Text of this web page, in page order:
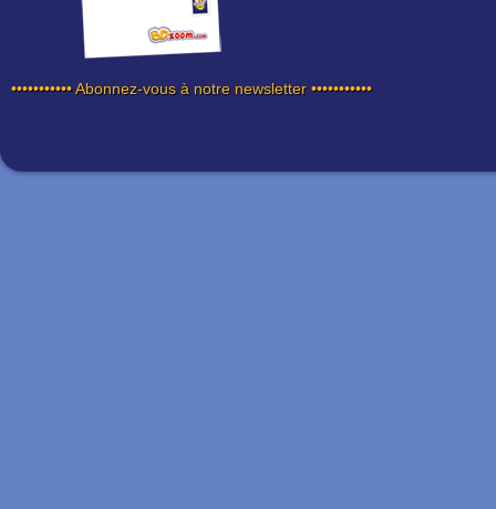
••••••••••• Abonnez-vous à notre newsletter •••••••••••